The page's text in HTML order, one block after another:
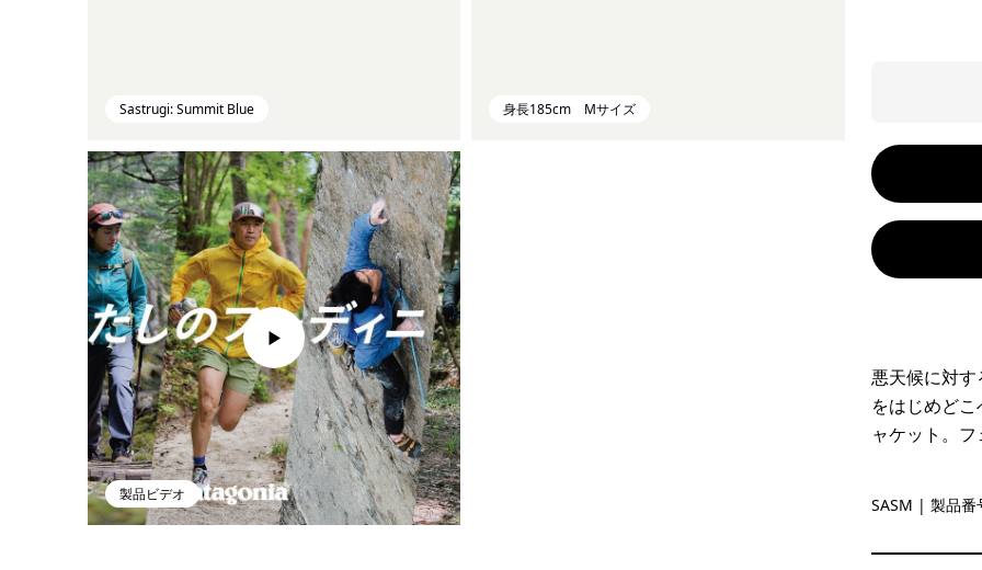
Sastrugi: Summit Blue 身長185cm Mサイズ
製品ビデオ
悪天候に対
をはじめど
ャケット。
Sastrugi:
SASM | 製品番